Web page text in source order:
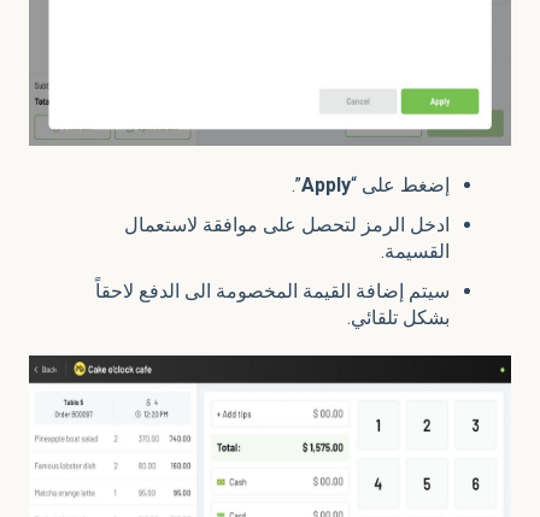
إضغط على “Apply
”.
ادخل الرمز لتحصل على موافقة لاستعمال
القسيمة.
سيتم إضافة القيمة المخصومة الى الدفع لاحقاً
بشكل تلقائي.